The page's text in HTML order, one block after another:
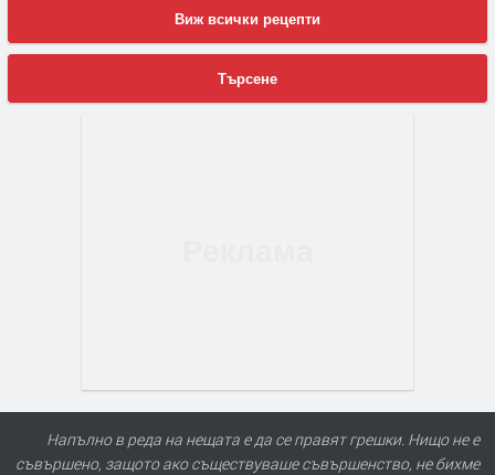
Виж всички рецепти
Търсене
Напълно в реда на нещата е да се правят грешки. Нищо не е
съвършено, защото ако съществуваше съвършенство, не бихме